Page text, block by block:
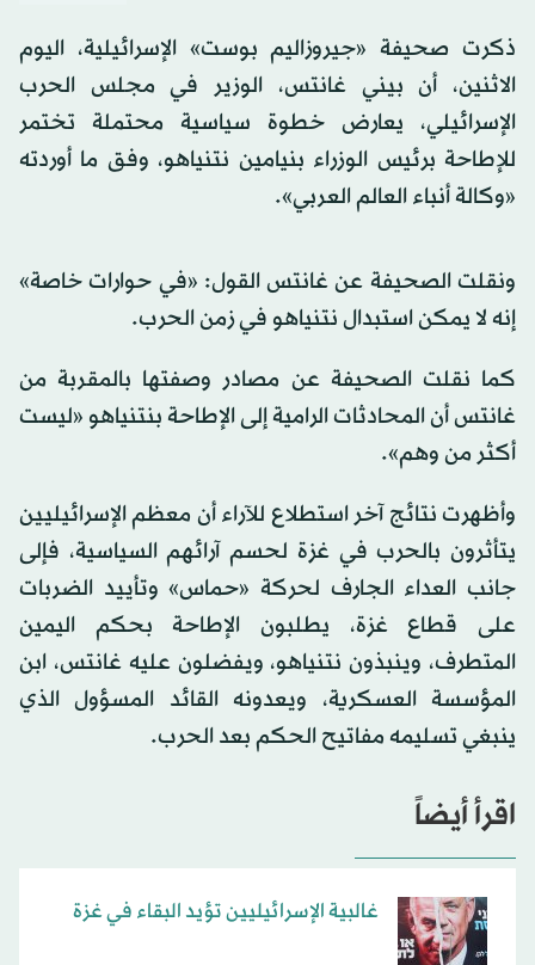
ذكرت صحيفة «جيروزاليم بوست» الإسرائيلية، اليوم
الاثنين، أن بيني غانتس، الوزير في مجلس الحرب
الإسرائيلي، يعارض خطوة سياسية محتملة تختمر
للإطاحة برئيس الوزراء بنيامين نتنياهو، وفق ما أوردته
«وكالة أنباء العالم العربي».
ونقلت الصحيفة عن غانتس القول: «في حوارات خاصة»
إنه لا يمكن استبدال نتنياهو في زمن الحرب.
كما نقلت الصحيفة عن مصادر وصفتها بالمقربة من
غانتس أن المحادثات الرامية إلى الإطاحة بنتنياهو «ليست
أكثر من وهم».
وأظهرت نتائج آخر استطلاع للآراء أن معظم الإسرائيليين
يتأثرون بالحرب في غزة لحسم آرائهم السياسية، فإلى
جانب العداء الجارف لحركة «حماس» وتأييد الضربات
على قطاع غزة، يطلبون الإطاحة بحكم اليمين
المتطرف، وينبذون نتنياهو، ويفضلون عليه غانتس، ابن
المؤسسة العسكرية، ويعدونه القائد المسؤول الذي
ينبغي تسليمه مفاتيح الحكم بعد الحرب.
اقرأ أيضاً
غالبية الإسرائيليين تؤيد البقاء في غزة